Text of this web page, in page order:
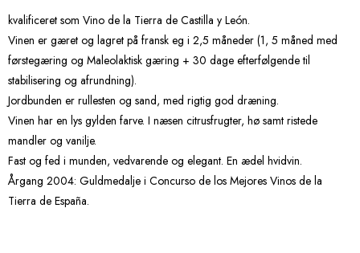
kvalificeret som Vino de la Tierra de Castilla y León.
Vinen er gæret og lagret på fransk eg i 2,5 måneder (1, 5 måned med
førstegæring og Maleolaktisk gæring + 30 dage efterfølgende til
stabilisering og afrundning).
Jordbunden er rullesten og sand, med rigtig god dræning.
Vinen har en lys gylden farve. I næsen citrusfrugter, hø samt ristede
mandler og vanilje.
Fast og fed i munden, vedvarende og elegant. En ædel hvidvin.
Årgang 2004: Guldmedalje i Concurso de los Mejores Vinos de la
Tierra de España.